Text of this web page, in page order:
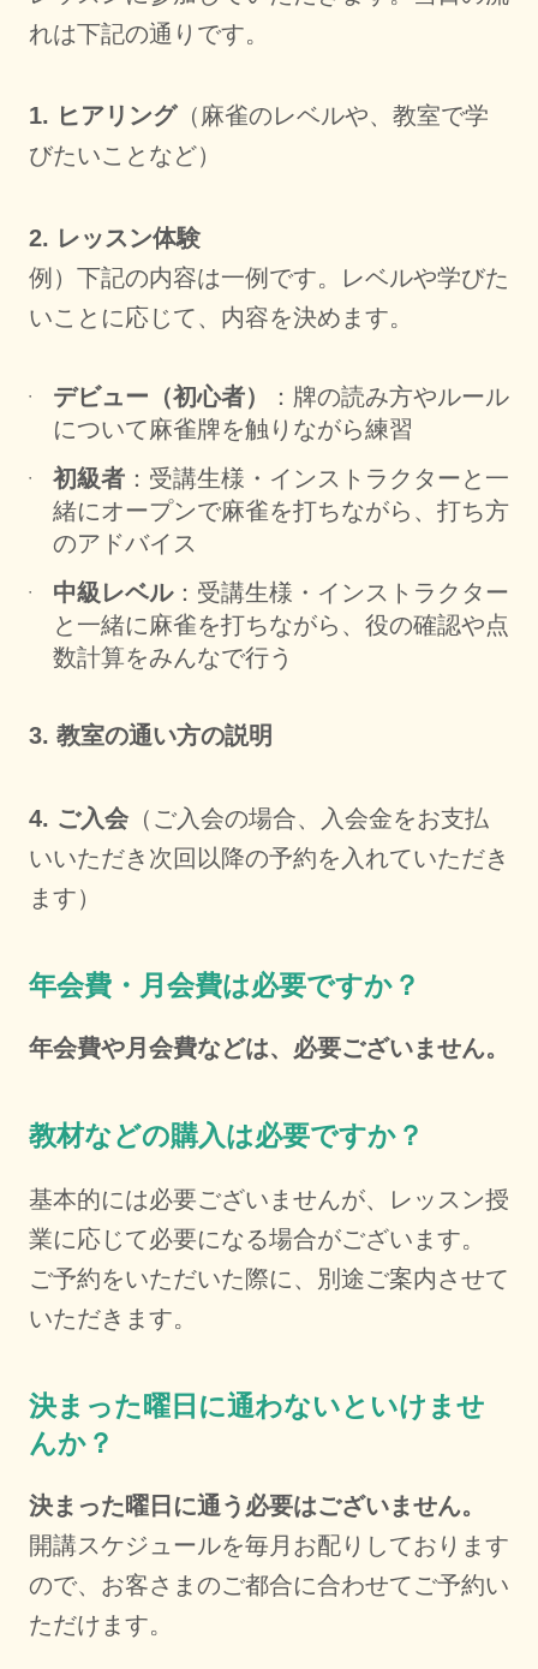
れは下記の通りです。
1. ヒアリング（麻雀のレベルや、教室で学
びたいことなど）
2. レッスン体験
例）下記の内容は一例です。レベルや学びた
いことに応じて、内容を決めます。
デビュー（初心者）
：牌の読み方やルール
について麻雀牌を触りながら練習
初級者：受講生様・インストラクターと一
緒にオープンで麻雀を打ちながら、打ち方
のアドバイス
中級レベル：受講生様・インストラクター
と一緒に麻雀を打ちながら、役の確認や点
数計算をみんなで行う
3. 教室の通い方の説明
4. ご入会（ご入会の場合、入会金をお支払
いいただき次回以降の予約を入れていただき
ます）
年会費・月会費は必要ですか？
年会費や月会費などは、必要ございません。
教材などの購入は必要ですか？
基本的には必要ございませんが、レッスン授
業に応じて必要になる場合がございます。
ご予約をいただいた際に、別途ご案内させて
いただきます。
決まった曜日に通わないといけませ
んか？
決まった曜日に通う必要はございません。
開講スケジュールを毎月お配りしております
ので、お客さまのご都合に合わせてご予約い
ただけます。